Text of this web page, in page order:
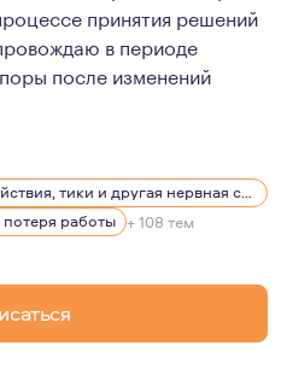
принятия решений
в периоде
после изменений
прежде всего
для меня является
Естественно, мечтала
руководителем
Есть друзья,
Странные повторяющиеся действия, тики и другая нервная симптоматика
работы + 108 тем